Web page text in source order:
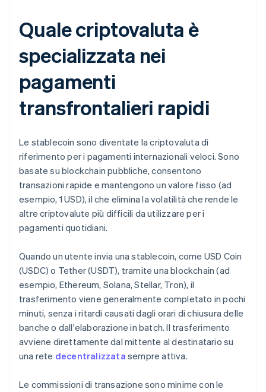
Quale criptovaluta è
specializzata nei
pagamenti
transfrontalieri rapidi
Le stablecoin sono diventate la criptovaluta di
riferimento per i pagamenti internazionali veloci. Sono
basate su blockchain pubbliche, consentono
transazioni rapide e mantengono un valore fisso (ad
esempio, 1 USD), il che elimina la volatilità che rende le
altre criptovalute più difficili da utilizzare per i
pagamenti quotidiani.
Quando un utente invia una stablecoin, come USD Coin
(USDC) o Tether (USDT), tramite una blockchain (ad
esempio, Ethereum, Solana, Stellar, Tron), il
trasferimento viene generalmente completato in pochi
minuti, senza i ritardi causati dagli orari di chiusura delle
banche o dall'elaborazione in batch. Il trasferimento
avviene direttamente dal mittente al destinatario su
una rete decentralizzata sempre attiva.
Le commissioni di transazione sono minime con le